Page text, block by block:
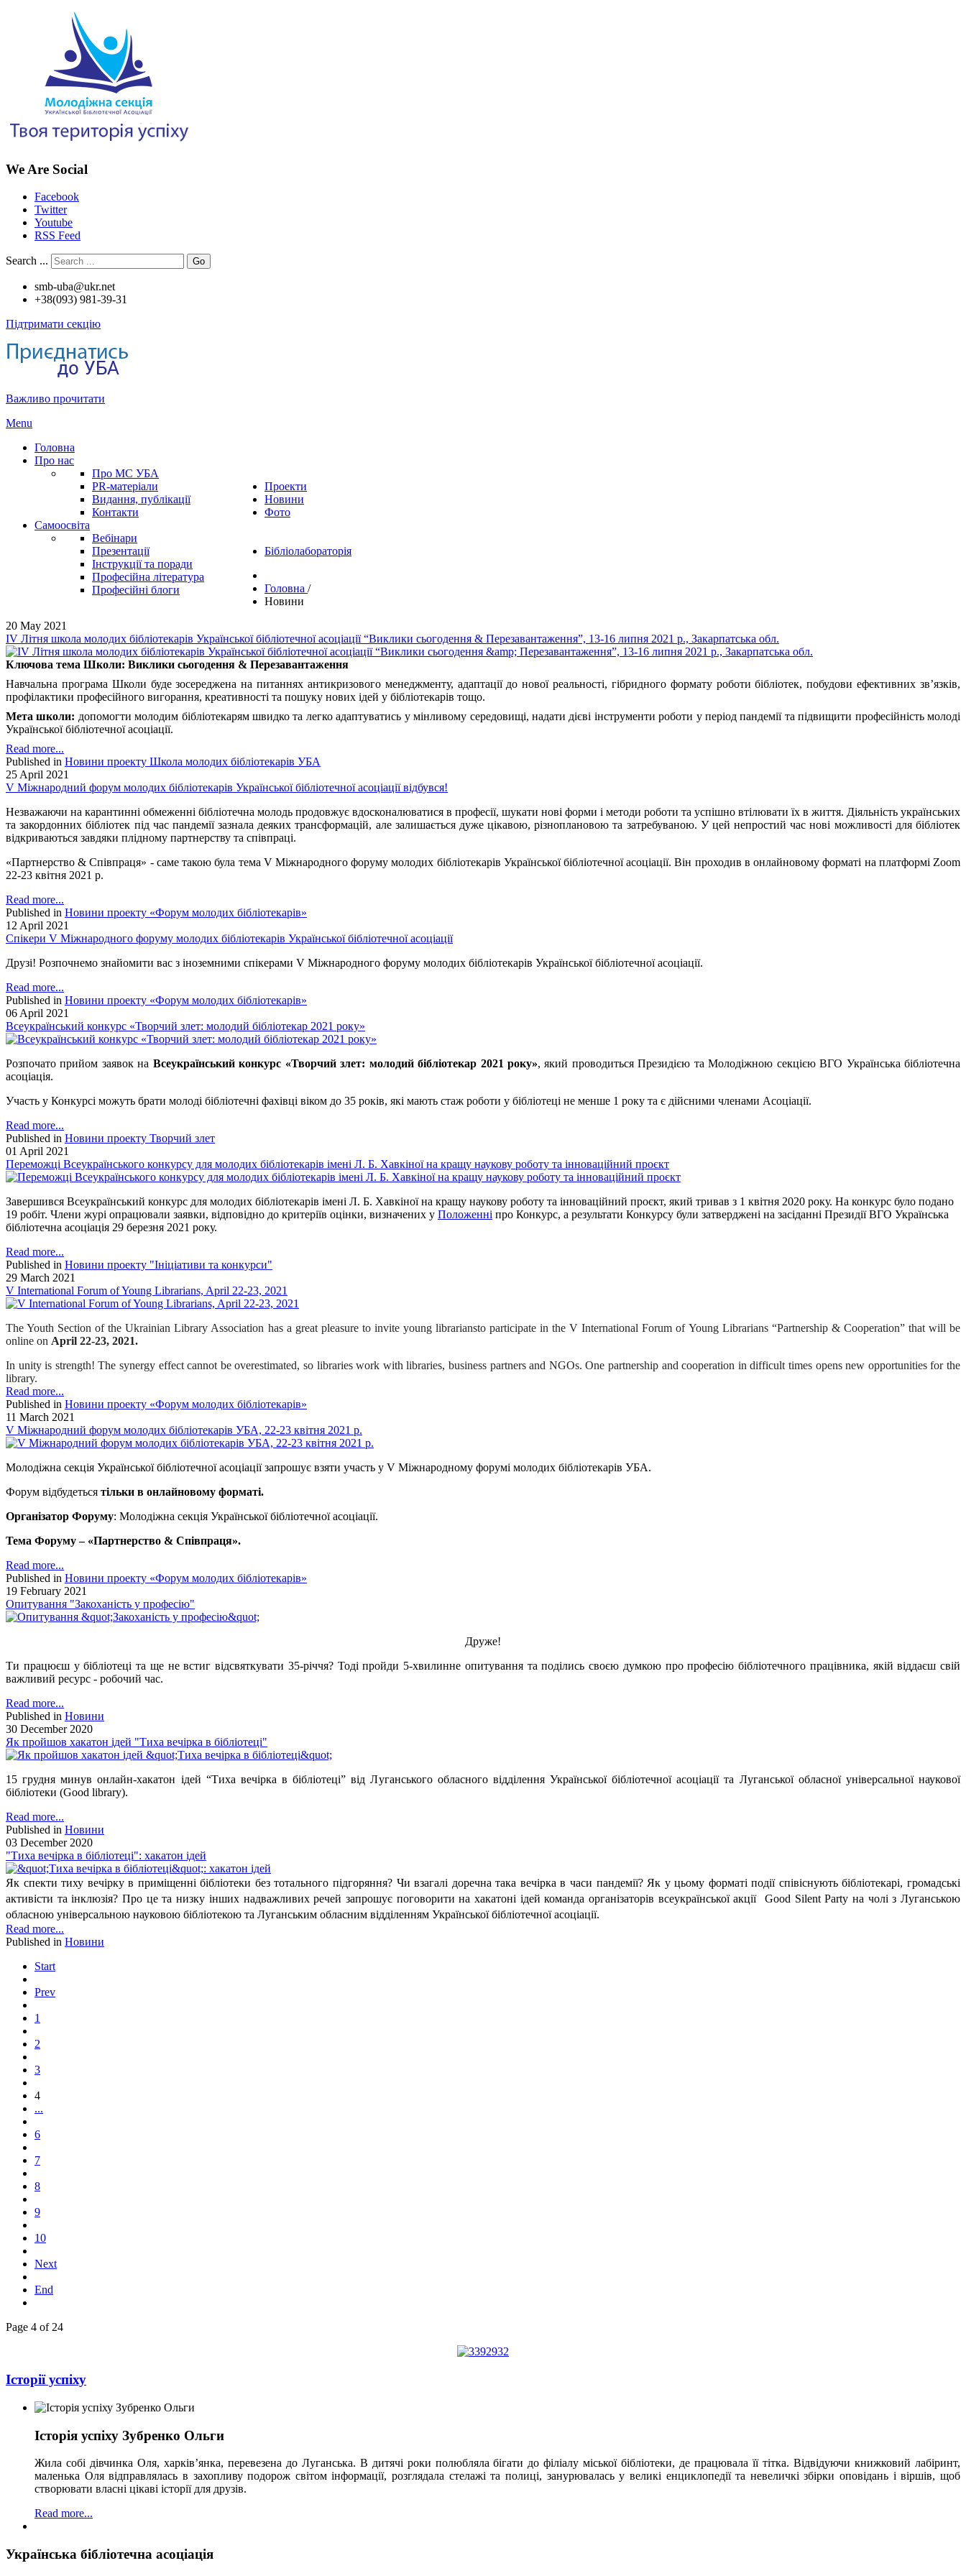
We Are Social
Facebook
Twitter
Youtube
RSS Feed
Search ... Go
smb-uba@ukr.net
+38(093) 981-39-31
Підтримати секцію
Важливо прочитати
Menu
Головна
Про нас
Про МС УБА
PR-матеріали
Видання, публікації
Контакти
Проекти
Новини
Фото
Самоосвіта
Вебінари
Презентації
Інструкції та поради
Професійна література
Професійні блоги
Бібліолабораторія
Головна /
Новини
20 May 2021
ІV Літня школа молодих бібліотекарів Української бібліотечної асоціації “Виклики сьогодення & Перезавантаження”, 13-16 липня 2021 р., Закарпатська обл.
Ключова тема Школи: Виклики сьогодення & Перезавантаження
Навчальна програма Школи буде зосереджена на питаннях антикризового менеджменту, адаптації до нової реальності, гібридного формату роботи бібліотек, побудови ефективних зв’язків,
профілактики професійного вигорання, креативності та пошуку нових ідей у бібліотекарів тощо.
Мета школи: допомогти молодим бібліотекарям швидко та легко адаптуватись у мінливому середовищі, надати дієві інструменти роботи у період пандемії та підвищити професійність молоді
Української бібліотечної асоціації.
Read more...
Published in Новини проекту Школа молодих бібліотекарів УБА
25 April 2021
V Міжнародний форум молодих бібліотекарів Української бібліотечної асоціації відбувся!
Незважаючи на карантинні обмеженні бібліотечна молодь продовжує вдосконалюватися в професії, шукати нові форми і методи роботи та успішно втілювати їх в життя. Діяльність українських
та закордонних бібліотек під час пандемії зазнала деяких трансформацій, але залишається дуже цікавою, різноплановою та затребуваною. У цей непростий час нові можливості для бібліотек
відкриваються завдяки плідному партнерству та співпраці.
«Партнерство & Співпраця» - саме такою була тема V Міжнародного форуму молодих бібліотекарів Української бібліотечної асоціації. Він проходив в онлайновому форматі на платформі Zoom
22-23 квітня 2021 р.
Read more...
Published in Новини проекту «Форум молодих бібліотекарів»
12 April 2021
Спікери V Міжнародного форуму молодих бібліотекарів Української бібліотечної асоціації
Друзі! Розпочнемо знайомити вас з іноземними спікерами V Міжнародного форуму молодих бібліотекарів Української бібліотечної асоціації.
Read more...
Published in Новини проекту «Форум молодих бібліотекарів»
06 April 2021
Всеукраїнський конкурс «Творчий злет: молодий бібліотекар 2021 року»
Розпочато прийом заявок на Всеукраїнський конкурс «Творчий злет: молодий бібліотекар 2021 року», який проводиться Президією та Молодіжною секцією ВГО Українська бібліотечна
асоціація.
Участь у Конкурсі можуть брати молоді бібліотечні фахівці віком до 35 років, які мають стаж роботи у бібліотеці не менше 1 року та є дійсними членами Асоціації.
Read more...
Published in Новини проекту Творчий злет
01 April 2021
Переможці Всеукраїнського конкурсу для молодих бібліотекарів імені Л. Б. Хавкіної на кращу наукову роботу та інноваційний проєкт
Завершився Всеукраїнський конкурс для молодих бібліотекарів імені Л. Б. Хавкіної на кращу наукову роботу та інноваційний проєкт, який тривав з 1 квітня 2020 року. На конкурс було подано
19 робіт. Члени журі опрацювали заявки, відповідно до критеріїв оцінки, визначених у Положенні про Конкурс, а результати Конкурсу були затверджені на засіданні Президії ВГО Українська
бібліотечна асоціація 29 березня 2021 року.
Read more...
Published in Новини проекту "Ініціативи та конкурси"
29 March 2021
V International Forum of Young Librarians, April 22-23, 2021
The Youth Section of the Ukrainian Library Association has a great pleasure to invite young librariansto participate in the V International Forum of Young Librarians “Partnership & Cooperation” that will be
online on April 22-23, 2021.
In unity is strength! The synergy effect cannot be overestimated, so libraries work with libraries, business partners and NGOs. One partnership and cooperation in difficult times opens new opportunities for the
library.
Read more...
Published in Новини проекту «Форум молодих бібліотекарів»
11 March 2021
V Міжнародний форум молодих бібліотекарів УБА, 22-23 квітня 2021 р.
Молодіжна секція Української бібліотечної асоціації запрошує взяти участь у V Міжнародному форумі молодих бібліотекарів УБА.
Форум відбудеться тільки в онлайновому форматі.
Організатор Форуму: Молодіжна секція Української бібліотечної асоціації.
Тема Форуму – «Партнерство & Співпраця».
Read more...
Published in Новини проекту «Форум молодих бібліотекарів»
19 February 2021
Опитування "Закоханість у професію"
Друже!
Ти працюєш у бібліотеці та ще не встиг відсвяткувати 35-річчя? Тоді пройди 5-хвилинне опитування та поділись своєю думкою про професію бібліотечного працівника, якій віддаєш свій
важливий ресурс - робочий час.
Read more...
Published in Новини
30 December 2020
Як пройшов хакатон ідей "Тиха вечірка в бібліотеці"
15 грудня минув онлайн-хакатон ідей “Тиха вечірка в бібліотеці” від Луганського обласного відділення Української бібліотечної асоціації та Луганської обласної універсальної наукової
бібліотеки (Good library).
Read more...
Published in Новини
03 December 2020
"Тиха вечірка в бібліотеці": хакатон ідей
Як спекти тиху вечірку в приміщенні бібліотеки без тотального підгоряння? Чи взагалі доречна така вечірка в часи пандемії? Як у цьому форматі події співіснують бібліотекарі, громадські
активісти та інклюзія? Про це та низку інших надважливих речей запрошує поговорити на хакатоні ідей команда організаторів всеукраїнської акції  Good Silent Party на чолі з Луганською
обласною універсальною науковою бібліотекою та Луганським обласним відділенням Української бібліотечної асоціації.
Read more...
Published in Новини
Start
Prev
1
2
3
4
...
6
7
8
9
10
Next
End
Page 4 of 24
Історії успіху
Історія успіху Зубренко Ольги
Жила собі дівчинка Оля, харків’янка, перевезена до Луганська. В дитячі роки полюбляла бігати до філіалу міської бібліотеки, де працювала її тітка. Відвідуючи книжковий лабіринт,
маленька Оля відправлялась в захопливу подорож світом інформації, розглядала стелажі та полиці, занурювалась у великі енциклопедії та невеличкі збірки оповідань і віршів, щоб
створювати власні цікаві історії для друзів.
Read more...
Українська бібліотечна асоціація